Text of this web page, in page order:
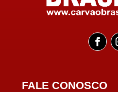
FALE CONOSCO